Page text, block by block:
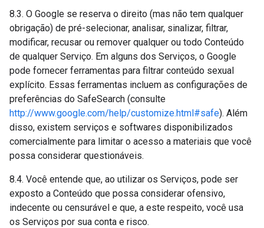
8.3. O Google se reserva o direito (mas não tem qualquer
obrigação) de pré-selecionar, analisar, sinalizar, filtrar,
modificar, recusar ou remover qualquer ou todo Conteúdo
de qualquer Serviço. Em alguns dos Serviços, o Google
pode fornecer ferramentas para filtrar conteúdo sexual
explícito. Essas ferramentas incluem as configurações de
preferências do SafeSearch (consulte
http://www.google.com/help/customize.html#safe). Além
disso, existem serviços e softwares disponibilizados
comercialmente para limitar o acesso a materiais que você
possa considerar questionáveis.
8.4. Você entende que, ao utilizar os Serviços, pode ser
exposto a Conteúdo que possa considerar ofensivo,
indecente ou censurável e que, a este respeito, você usa
os Serviços por sua conta e risco.